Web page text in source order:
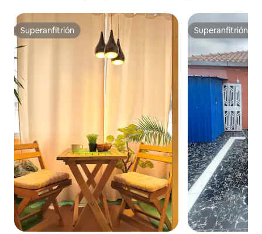
Superanfitrión
Superanfitrión Superanfitrión
Superanfitrión